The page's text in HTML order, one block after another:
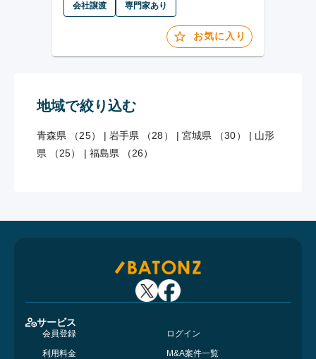
会社譲渡 専門家あり
お気に入り
地域で絞り込む
青森県 （25） | 岩手県 （28） | 宮城県 （30） | 山形
県 （25）
| 福島県 （26）
サービス
会員登録
ログイン
利用料金
M&A案件一覧